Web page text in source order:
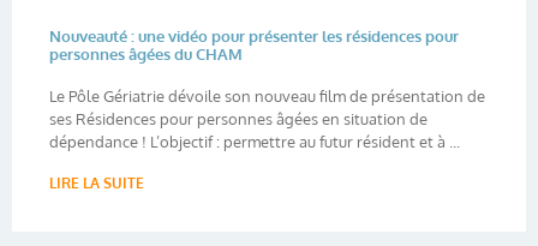
Nouveauté : une vidéo pour présenter les résidences pour
personnes âgées du CHAM
Le Pôle Gériatrie dévoile son nouveau film de présentation de
ses Résidences pour personnes âgées en situation de
dépendance ! L’objectif : permettre au futur résident et à ...
LIRE LA SUITE